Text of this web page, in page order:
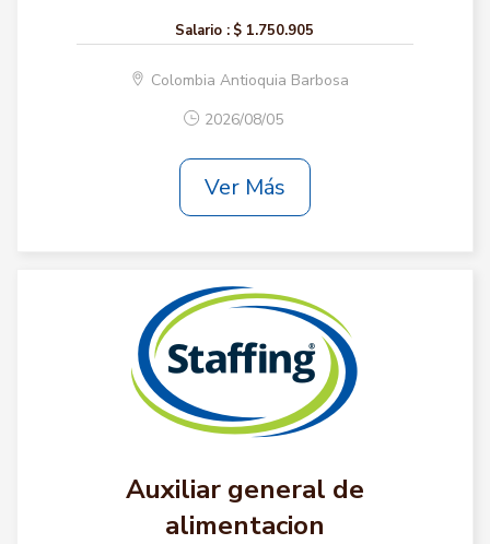
Salario : $ 1.750.905
Colombia Antioquia Barbosa
2026/08/05
Ver Más
Auxiliar general de
alimentacion